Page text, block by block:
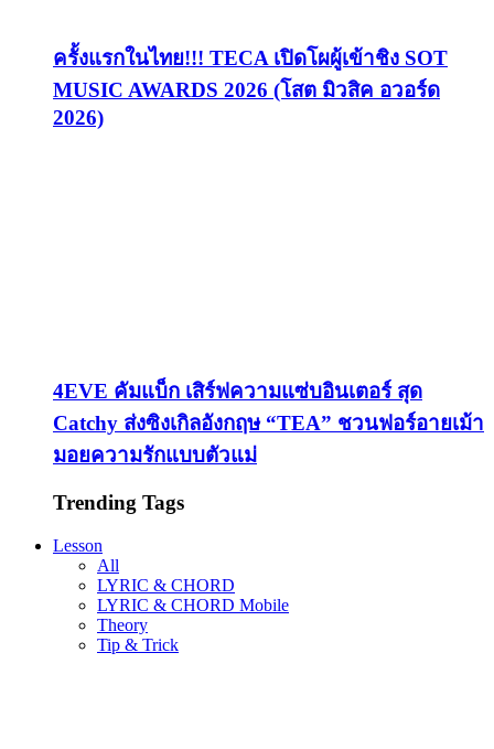
ครั้งแรกในไทย!!! TECA เปิดโผผู้เข้าชิง SOT
MUSIC AWARDS 2026 (โสต มิวสิค อวอร์ด
2026)
4EVE คัมแบ็ก เสิร์ฟความแซ่บอินเตอร์ สุด
Catchy ส่งซิงเกิลอังกฤษ “TEA” ชวนฟอร์อายเม้า
มอยความรักแบบตัวแม่
Trending Tags
Lesson
All
LYRIC & CHORD
LYRIC & CHORD Mobile
Theory
Tip & Trick